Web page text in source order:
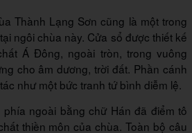
Thành Lạng Sơn cũng là một trong
ngôi chùa này. Cửa sổ được thiết kế
Á Đông, ngoài tròn, trong vuông
cho âm dương, trời đất. Phần cánh
như một bức tranh tứ bình diễm lệ.
ngoài bằng chữ Hán đã điểm tô
thiền môn của chùa. Toàn bộ câu